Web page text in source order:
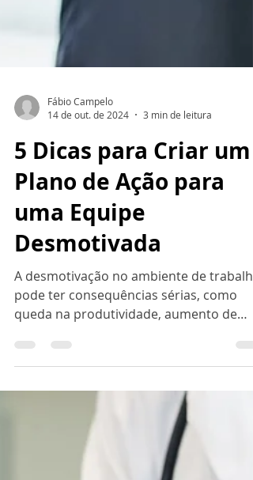
Fábio Campelo
5 Dicas para Criar um
Plano de Ação para
uma Equipe
Desmotivada
queda na produtividade, aumento de
erros e, eventualmente,...